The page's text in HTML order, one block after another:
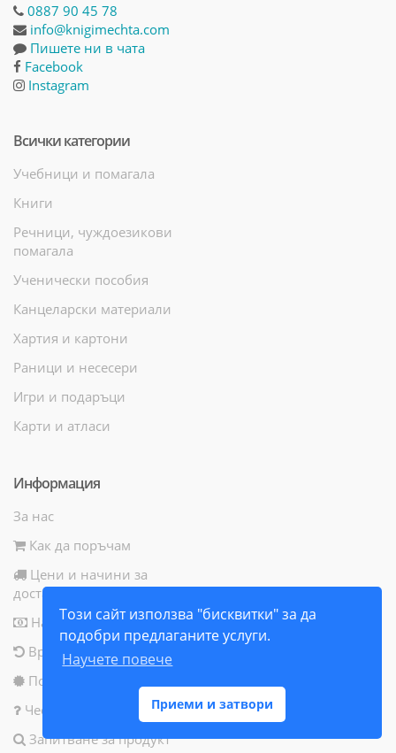
Този сайт използва "бисквитки" за да
подобри предлаганите услуги.
Научете повече
Приеми и затвори
0887 90 45 78
info@knigimechta.com
Пишете ни в чата
Facebook
Instagram
Всички категории
Учебници и помагала
Книги
Речници, чуждоезикови
помагала
Ученически пособия
Канцеларски материали
Хартия и картони
Раници и несесери
Игри и подаръци
Карти и атласи
Информация
За нас
Как да поръчам
Цени и начини за
доставка
Начини за плащане
Връщане на продукт
Политика за бисквитки
Често задавани въпроси
Запитване за продукт